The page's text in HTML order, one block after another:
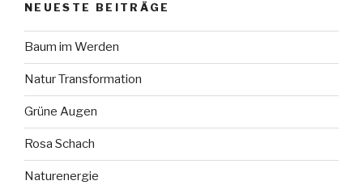
NEUESTE BEITRÄGE
Baum im Werden
Natur Transformation
Grüne Augen
Rosa Schach
Naturenergie